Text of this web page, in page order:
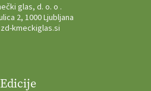
glas, d. o. o .
2, 1000 Ljubljana
kmeckiglas.si
Edicije